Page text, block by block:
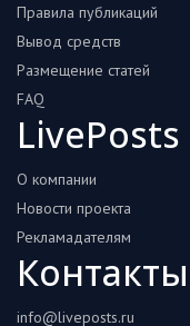
Правила публикаций
Вывод средств
Размещение статей
FAQ
LivePosts
О компании
Новости проекта
Рекламадателям
Контакты
info@liveposts.ru